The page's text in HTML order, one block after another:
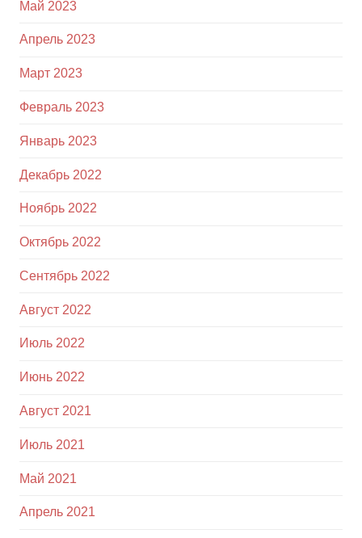
Май 2023
Апрель 2023
Март 2023
Февраль 2023
Январь 2023
Декабрь 2022
Ноябрь 2022
Октябрь 2022
Сентябрь 2022
Август 2022
Июль 2022
Июнь 2022
Август 2021
Июль 2021
Май 2021
Апрель 2021